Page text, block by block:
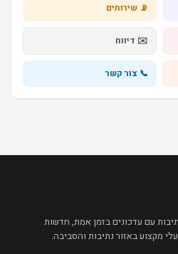
📡 שירותים
✉️ דיווח
📞 צור קשר
עם עדכונים בזמן אמת, חדשות
מקצוע באזור נתיבות והסביבה.